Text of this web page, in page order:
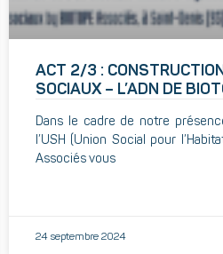
ACT 2/3 :
SOCIAUX – L’ADN DE
Dans le cadre de notre
l’USH (Union Social pour
Associés vous
24 septembre 2024